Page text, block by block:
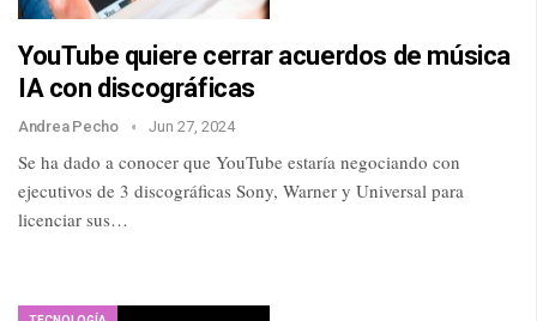
YouTube quiere cerrar acuerdos de música
IA con discográficas
Andrea Pecho Jun 27, 2024
Se ha dado a conocer que YouTube estaría negociando con
ejecutivos de 3 discográficas Sony, Warner y Universal para
licenciar sus…